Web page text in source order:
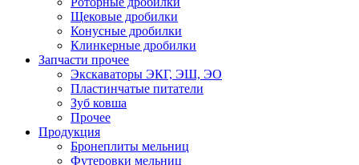
Щековые дробилки
Конусные дробилки
Клинкерные дробилки
Запчасти прочее
Экскаваторы ЭКГ, ЭШ, ЭО
Пластинчатые питатели
Зуб ковша
Прочее
Продукция
Бронеплиты мельниц
Футеровки мельниц